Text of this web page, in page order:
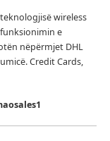
wireless
e
nëpërmjet DHL
Credit Cards,